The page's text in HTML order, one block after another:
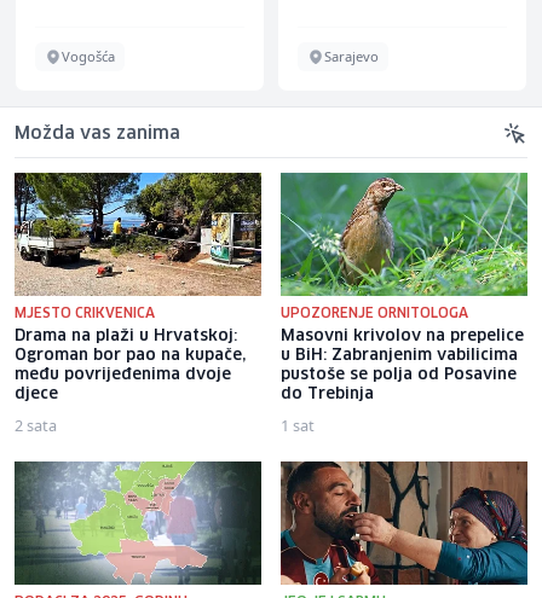
Vogošća Sarajevo
Možda vas zanima
MJESTO CRIKVENICA
Drama na plaži u Hrvatskoj:
Ogroman bor pao na kupače,
među povrijeđenima dvoje
djece
2 sata
UPOZORENJE ORNITOLOGA
Masovni krivolov na prepelice
u BiH: Zabranjenim vabilicima
pustoše se polja od Posavine
do Trebinja
1 sat